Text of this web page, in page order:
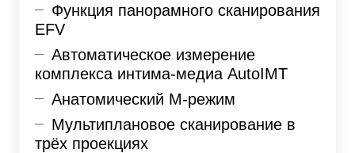
Функция панорамного сканирования
EFV
Автоматическое измерение
комплекса интима-медиа AutoIMT
Анатомический M-режим
Мультиплановое сканирование в
трёх проекциях